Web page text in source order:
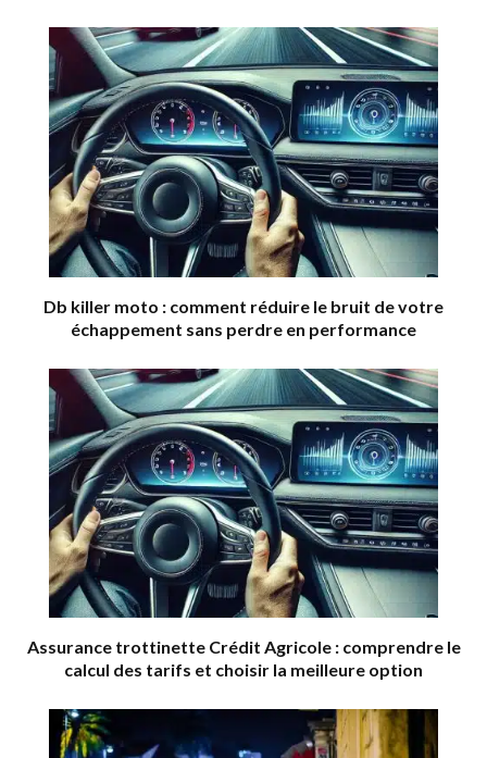
Db killer moto : comment réduire le bruit de votre
échappement sans perdre en performance
Assurance trottinette Crédit Agricole : comprendre le
calcul des tarifs et choisir la meilleure option